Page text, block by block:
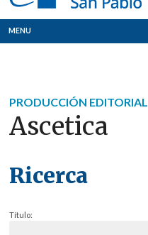
MENU
Dónde estamos
Noticias
PRODUCCIÓN EDITORIAL
Ascetica
Ricerca
Título: